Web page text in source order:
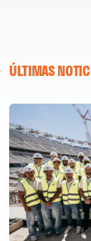
ÚLTIMAS